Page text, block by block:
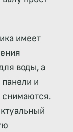
имеет
воды, а
и
снимаются.